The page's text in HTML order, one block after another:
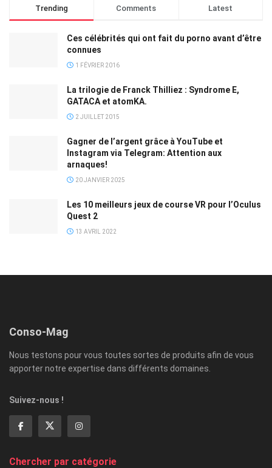
Trending Comments Latest
Ces célébrités qui ont fait du porno avant d’être
connues
1 FÉVRIER 2016
La trilogie de Franck Thilliez : Syndrome E,
GATACA et atomKA.
2 JUILLET 2015
Gagner de l’argent grâce à YouTube et
Instagram via Telegram: Attention aux
arnaques!
20 JANVIER 2025
Les 10 meilleurs jeux de course VR pour l’Oculus
Quest 2
13 AVRIL 2022
Conso-Mag
Nous testons pour vous toutes sortes de produits afin de vous
apporter notre expertise dans différents domaines.
Suivez-nous !
Chercher par catégorie